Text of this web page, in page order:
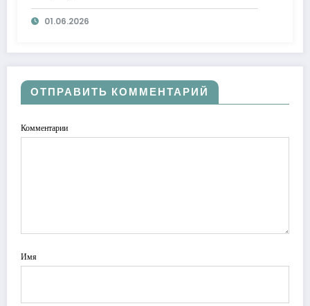
01.06.2026
ОТПРАВИТЬ КОММЕНТАРИЙ
Комментарии
Имя